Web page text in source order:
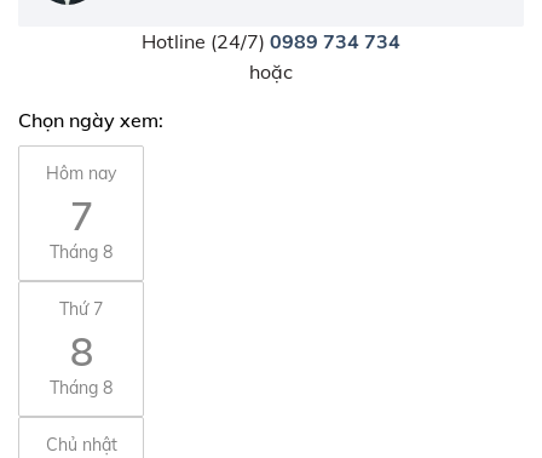
Hotline (24/7) 0989 734 734
hoặc
Chọn ngày xem:
Hôm nay
7
Tháng 8
Thứ 7
8
Tháng 8
Chủ nhật